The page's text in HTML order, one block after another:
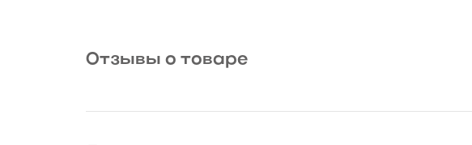
Отзывы о товаре